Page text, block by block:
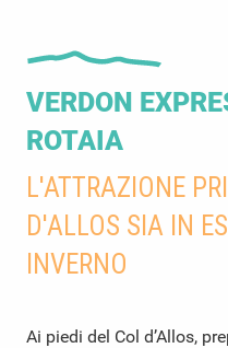
VERDON
ROTAIA
L'ATTRAZIONE
D'ALLOS SIA IN
INVERNO
Ai piedi del Col d’Allos,